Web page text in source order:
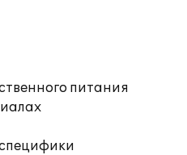
питания